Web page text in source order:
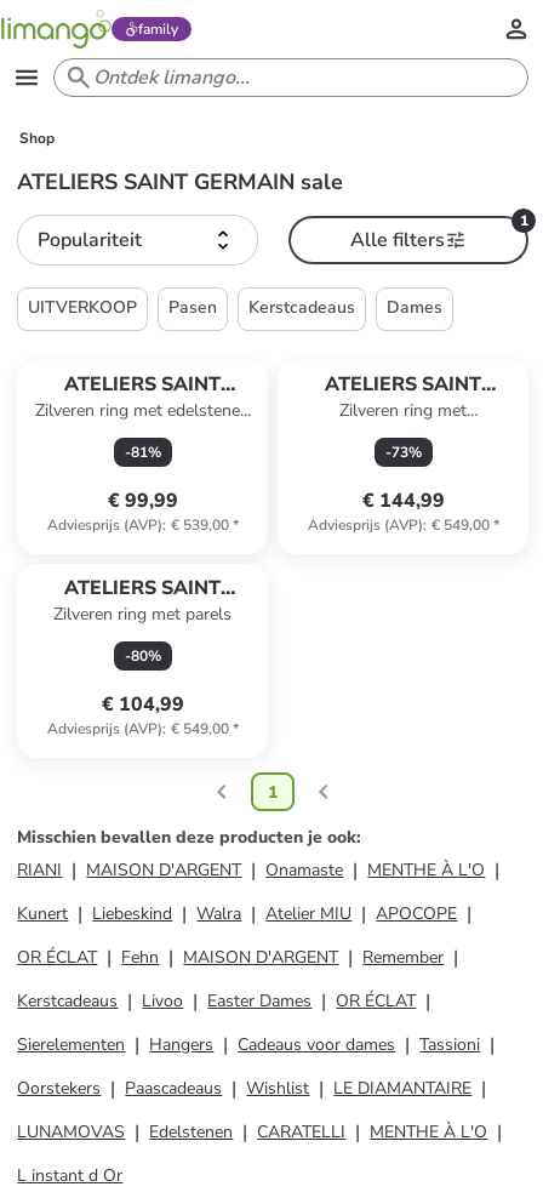
family
Shop
ATELIERS SAINT GERMAIN sale
Populariteit
1
Alle filters
UITVERKOOP Pasen Kerstcadeaus Dames
ATELIERS SAINT
GERMAIN
Zilveren ring met edelstenen
en zoetwaterkweekparel
-81%
€ 99,99
Adviesprijs (AVP): € 539,00*
ATELIERS SAINT
GERMAIN
Zilveren ring met
tahitikweekparel
-73%
€ 144,99
Adviesprijs (AVP): € 549,00*
ATELIERS SAINT
GERMAIN
Zilveren ring met parels
-80%
€ 104,99
Adviesprijs (AVP): € 549,00*
1
Misschien bevallen deze producten je ook:
RIANI
MAISON D'ARGENT Onamaste
MENTHE À L'O
Kunert
Liebeskind Walra Atelier MIU
APOCOPE
OR ÉCLAT
Fehn MAISON D'ARGENT
Remember
Kerstcadeaus
Livoo Easter Dames
OR ÉCLAT
Sierelementen
Hangers Cadeaus voor dames
Tassioni
Oorstekers
Paascadeaus Wishlist
LE DIAMANTAIRE
LUNAMOVAS
Edelstenen CARATELLI
MENTHE À L'O
L instant d Or